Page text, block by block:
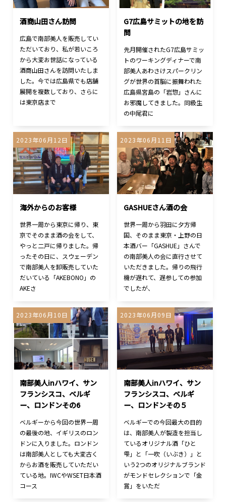
酒商山田さん訪問
広島で南部美人を販売してい
ただいており、私が若いころ
から大変お世話になっている
酒商山田さんを訪問いたしま
した。今では広島県でも店舗
展開を複数しており、さらに
は東京店まで
G7広島サミットの地を訪
問
先月開催されたG7広島サミッ
トのワーキングディナーで南
部美人あわさけスパークリン
グが世界の首脳に振舞われた
広島県宮島の「岩惣」さんに
お邪魔してきました。同級生
の中尾君に
2023年06月12日
海外からのお客様
世界一周から東京に帰り、東
京でそのまま酒の会をして、
やっと二戸に帰りました。帰
ったその日に、スウェーデン
で南部美人を卸販売していた
だいている「AKEBONO」の
AKEさ
2023年06月11日
GASHUEさん酒の会
世界一周から羽田に夕方帰
国、そのまま東京・上野の日
本酒バー「GASHUE」さんで
の南部美人の会に直行させて
いただきました。帰りの飛行
機が遅れて、遅参しての参加
でしたが、
2023年06月10日
南部美人inハワイ、サン
フランシスコ、ベルギ
ー、ロンドンその6
ベルギーから今回の世界一周
の最後の地、イギリスのロン
ドンに入りました。ロンドン
は南部美人としても大変古く
からお酒を販売していただい
ている地。IWCやWSET日本酒
コース
2023年06月09日
南部美人inハワイ、サン
フランシスコ、ベルギ
ー、ロンドンその５
ベルギーでの今回最大の目的
は、南部美人が製造を担当し
ているオリジナル酒「ひと
雫」と「一吹（いぶき）」と
いう2つのオリジナルブランド
がモンドセレクションで「金
賞」をいただ